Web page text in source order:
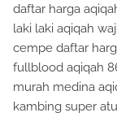
daftar harga
laki laki aqiqah
cempe daftar
fullblood aqiqah
murah medina
kambing super